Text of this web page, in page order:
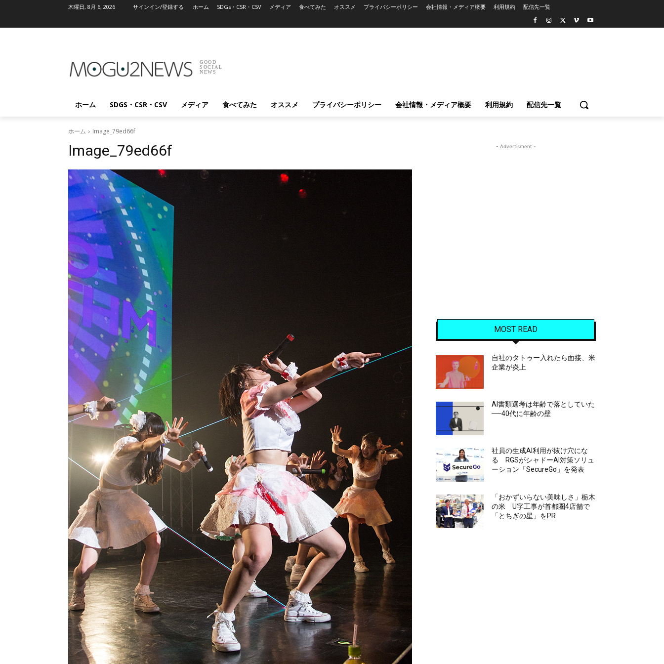
木曜日, 8月 6, 2026 サインイン/登録する ホーム SDGs・CSR・CSV メディア 食べてみた オススメ プライバシーポリシー 会社情報・メディア概要 利用規約 配信先一覧
GOOD
SOCIAL
NEWS
ホーム SDGS・CSR・CSV メディア 食べてみた オススメ プライバシーポリシー 会社情報・メディア概要 利用規約 配信先一覧
ホーム Image_79ed66f
Image_79ed66f - Advertisment -
MOST READ
自社のタトゥー入れたら面接、米
企業が炎上
AI書類選考は年齢で落としていた
──40代に年齢の壁
社員の生成AI利用が抜け穴にな
る RGSがシャドーAI対策ソリュ
ーション「SecureGo」を発表
「おかずいらない美味しさ」栃木
の米 U字工事が首都圏4店舗で
「とちぎの星」をPR